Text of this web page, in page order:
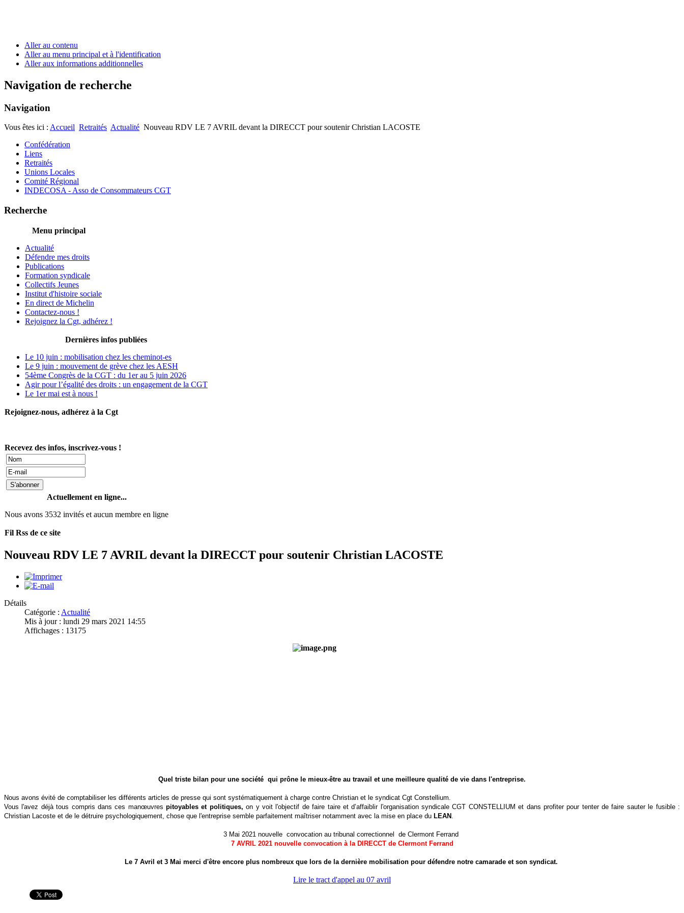
Aller au contenu
Aller au menu principal et à l'identification
Aller aux informations additionnelles
Navigation de recherche
Navigation
Vous êtes ici : Accueil Retraités Actualité Nouveau RDV LE 7 AVRIL devant la DIRECCT pour soutenir Christian LACOSTE
Confédération
Liens
Retraités
Unions Locales
Comité Régional
INDECOSA - Asso de Consommateurs CGT
Recherche
Menu principal
Actualité
Défendre mes droits
Publications
Formation syndicale
Collectifs Jeunes
Institut d'histoire sociale
En direct de Michelin
Contactez-nous !
Rejoignez la Cgt, adhérez !
Dernières infos publiées
Le 10 juin : mobilisation chez les cheminot-es
Le 9 juin : mouvement de grève chez les AESH
54ème Congrès de la CGT : du 1er au 5 juin 2026
Agir pour l’égalité des droits : un engagement de la CGT
Le 1er mai est à nous !
Rejoignez-nous, adhérez à la Cgt
Recevez des infos, inscrivez-vous !
Actuellement en ligne...
Nous avons 3532 invités et aucun membre en ligne
Fil Rss de ce site
Nouveau RDV LE 7 AVRIL devant la DIRECCT pour soutenir Christian LACOSTE
Détails
Catégorie : Actualité
Mis à jour : lundi 29 mars 2021 14:55
Affichages : 13175
Quel triste bilan pour une société qui prône le mieux-être au travail et une meilleure qualité de vie dans l'entreprise.
Nous avons évité de comptabiliser les différents articles de presse qui sont systématiquement à charge contre Christian et le syndicat Cgt Constellium.
Vous l'avez déjà tous compris dans ces manœuvres pitoyables et politiques, on y voit l'objectif de faire taire et d’affaiblir l'organisation syndicaleCGT CONSTELLIUM et dans profiter pour tenter de faire sauter le fusible :
Christian Lacoste et de le détruire psychologiquement, chose que l'entreprise semble parfaitement maîtriser notamment avec la mise en place du LEAN
3 Mai 2021 nouvelle convocation au tribunal correctionnel de Clermont Ferrand
7 AVRIL 2021 nouvelle convocation à la DIRECCT de Clermont Ferrand
Le 7 Avril et 3 Mai merci d'être encore plus nombreux que lors de la dernière mobilisation pour défendre notre camarade et son syndicat.
Lire le tract d'appel au 07 avril